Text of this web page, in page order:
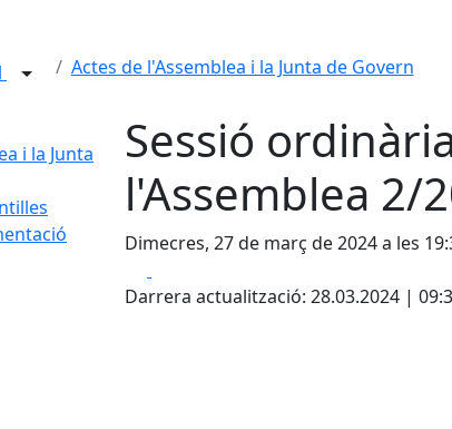
Actes de l'Assemblea i la Junta de Govern
i la Junta
Sessió
l'Assemblea 2/
Dimecres, 27 de març de 2024 a les
Darrera actualització: 28.03.2024 |